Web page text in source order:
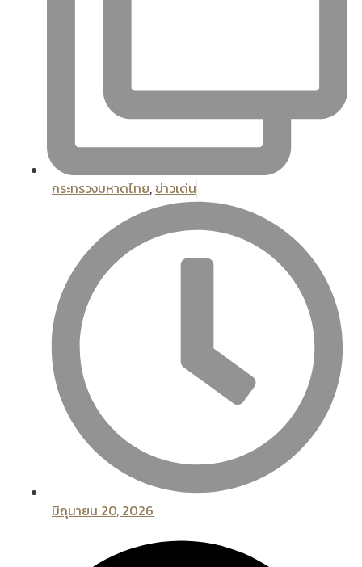
กระทรวงมหาดไทย, ข่าวเด่น
มิถุนายน 20, 2026